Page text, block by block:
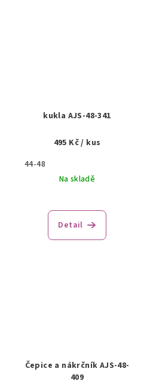
kukla AJS-48-341
495 Kč/ kus
44-48
Na skladě
Detail
Čepice a nákrčník AJS-48-
409